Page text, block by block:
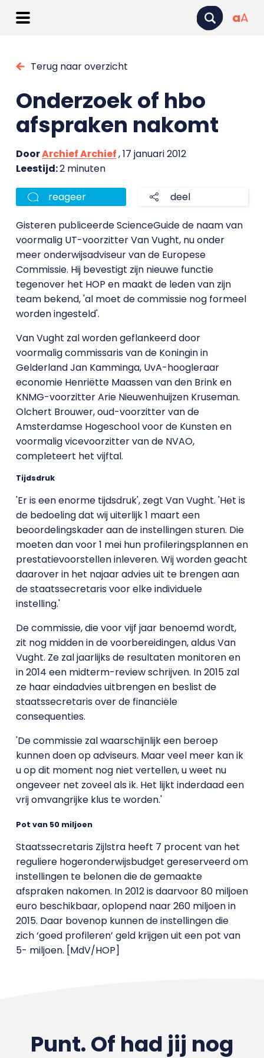
aA
Terug naar overzicht
Onderzoek of hbo
afspraken nakomt
DoorArchief Archief, 17 januari 2012
Leestijd:2 minuten
reageer deel
Gisteren publiceerde ScienceGuide de naam van
voormalig UT-voorzitter Van Vught, nu onder
meer onderwijsadviseur van de Europese
Commissie. Hij bevestigt zijn nieuwe functie
tegenover het HOP en maakt de leden van zijn
team bekend, 'al moet de commissie nog formeel
worden ingesteld'.
Van Vught zal worden geflankeerd door
voormalig commissaris van de Koningin in
Gelderland Jan Kamminga, UvA-hoogleraar
economie Henriëtte Maassen van den Brink en
KNMG-voorzitter Arie Nieuwenhuijzen Kruseman.
Olchert Brouwer, oud-voorzitter van de
Amsterdamse Hogeschool voor de Kunsten en
voormalig vicevoorzitter van de NVAO,
completeert het vijftal.
Tijdsdruk
'Er is een enorme tijdsdruk', zegt Van Vught. 'Het is
de bedoeling dat wij uiterlijk 1 maart een
beoordelingskader aan de instellingen sturen. Die
moeten dan voor 1 mei hun profileringsplannen en
prestatievoorstellen inleveren. Wij worden geacht
daarover in het najaar advies uit te brengen aan
de staatssecretaris voor elke individuele
instelling.'
De commissie, die voor vijf jaar benoemd wordt,
zit nog midden in de voorbereidingen, aldus Van
Vught. Ze zal jaarlijks de resultaten monitoren en
in 2014 een midterm-review schrijven. In 2015 zal
ze haar eindadvies uitbrengen en beslist de
staatssecretaris over de financiële
consequenties.
'De commissie zal waarschijnlijk een beroep
kunnen doen op adviseurs. Maar veel meer kan ik
u op dit moment nog niet vertellen, u weet nu
ongeveer net zoveel als ik. Het lijkt inderdaad een
vrij omvangrijke klus te worden.'
Pot van 50 miljoen
Staatssecretaris Zijlstra heeft 7 procent van het
reguliere hogeronderwijsbudget gereserveerd om
instellingen te belonen die de gemaakte
afspraken nakomen. In 2012 is daarvoor 80 miljoen
euro beschikbaar, oplopend naar 260 miljoen in
2015. Daar bovenop kunnen de instellingen die
zich ‘goed profileren’ geld krijgen uit een pot van
5- miljoen. [MdV/HOP]
Punt. Of had jij nog